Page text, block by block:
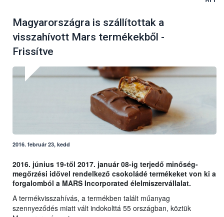
Magyarországra is szállítottak a
visszahívott Mars termékekből -
Frissítve
2016. február 23, kedd
2016. június 19-től 2017. január 08-ig terjedő minőség-
megőrzési idővel rendelkező csokoládé termékeket von ki a
forgalomból a MARS Incorporated élelmiszervállalat.
A termékvisszahívás, a termékben talált műanyag
szennyeződés miatt vált indokolttá 55 országban, köztük